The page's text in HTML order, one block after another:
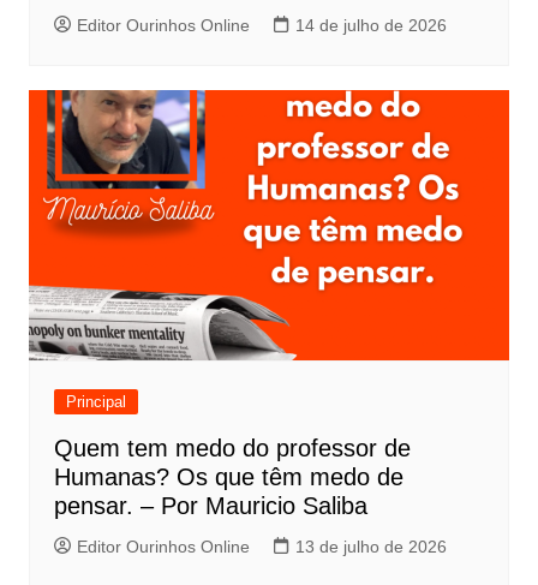
Editor Ourinhos Online 14 de julho de 2026
Principal
Quem tem medo do professor de
Humanas? Os que têm medo de
pensar. – Por Mauricio Saliba
Editor Ourinhos Online 13 de julho de 2026